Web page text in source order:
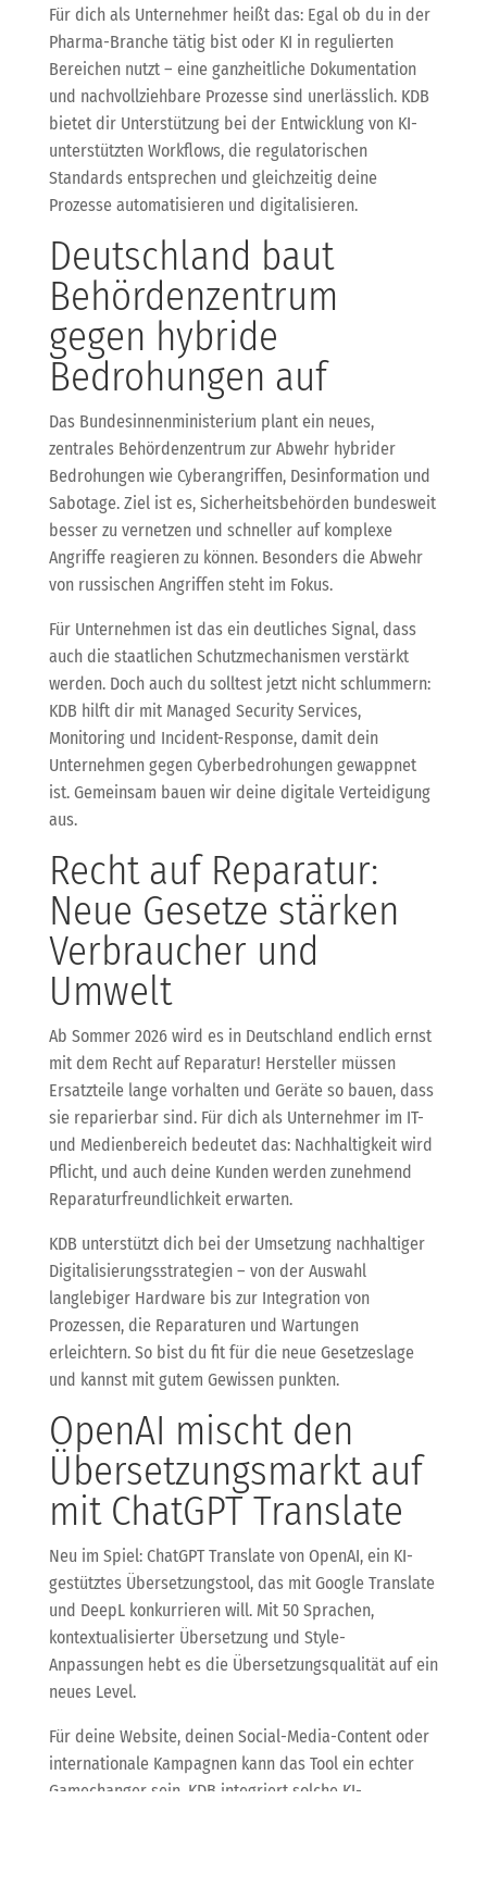
Für dich als Unternehmer heißt das: Egal ob du in der
Pharma-Branche tätig bist oder KI in regulierten
Bereichen nutzt – eine ganzheitliche Dokumentation
und nachvollziehbare Prozesse sind unerlässlich. KDB
bietet dir Unterstützung bei der Entwicklung von KI-
unterstützten Workflows, die regulatorischen
Standards entsprechen und gleichzeitig deine
Prozesse automatisieren und digitalisieren.
Deutschland baut
Behördenzentrum
gegen hybride
Bedrohungen auf
Das Bundesinnenministerium plant ein neues,
zentrales Behördenzentrum zur Abwehr hybrider
Bedrohungen wie Cyberangriffen, Desinformation und
Sabotage. Ziel ist es, Sicherheitsbehörden bundesweit
besser zu vernetzen und schneller auf komplexe
Angriffe reagieren zu können. Besonders die Abwehr
von russischen Angriffen steht im Fokus.
Für Unternehmen ist das ein deutliches Signal, dass
auch die staatlichen Schutzmechanismen verstärkt
werden. Doch auch du solltest jetzt nicht schlummern:
KDB hilft dir mit Managed Security Services,
Monitoring und Incident-Response, damit dein
Unternehmen gegen Cyberbedrohungen gewappnet
ist. Gemeinsam bauen wir deine digitale Verteidigung
aus.
Recht auf Reparatur:
Neue Gesetze stärken
Verbraucher und
Umwelt
Ab Sommer 2026 wird es in Deutschland endlich ernst
mit dem Recht auf Reparatur! Hersteller müssen
Ersatzteile lange vorhalten und Geräte so bauen, dass
sie reparierbar sind. Für dich als Unternehmer im IT-
und Medienbereich bedeutet das: Nachhaltigkeit wird
Pflicht, und auch deine Kunden werden zunehmend
Reparaturfreundlichkeit erwarten.
KDB unterstützt dich bei der Umsetzung nachhaltiger
Digitalisierungsstrategien – von der Auswahl
langlebiger Hardware bis zur Integration von
Prozessen, die Reparaturen und Wartungen
erleichtern. So bist du fit für die neue Gesetzeslage
und kannst mit gutem Gewissen punkten.
OpenAI mischt den
Übersetzungsmarkt auf
mit ChatGPT Translate
Neu im Spiel: ChatGPT Translate von OpenAI, ein KI-
gestütztes Übersetzungstool, das mit Google Translate
und DeepL konkurrieren will. Mit 50 Sprachen,
kontextualisierter Übersetzung und Style-
Anpassungen hebt es die Übersetzungsqualität auf ein
neues Level.
Für deine Website, deinen Social-Media-Content oder
internationale Kampagnen kann das Tool ein echter
Gamechanger sein. KDB integriert solche KI-